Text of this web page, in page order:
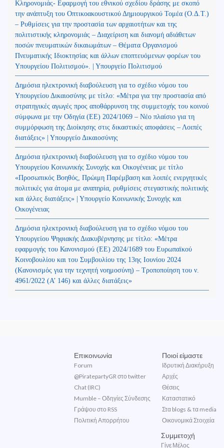
Κληρονομιάς- Εφαρμογή του εθνικού σχεδίου δράσης με σκοπό
την ανάπτυξη του Οπτικοακουστικού Δημιουργικού Τομέα (Ο.Δ.Τ.)
– Ρυθμίσεις για την προστασία των αρχαιοτήτων και της
πολιτιστικής κληρονομιάς – Διαχείριση και διανομή αδιάθετων
ποσών πνευματικών δικαιωμάτων – Θέματα Οργανισμού
Πνευματικής Ιδιοκτησίας και άλλων εποπτευόμενων φορέων του
Υπουργείου Πολιτισμού». | Υπουργείο Πολιτισμού
Δημόσια ηλεκτρονική διαβούλευση για το σχέδιο νόμου του
Υπουργείου Δικαιοσύνης με τίτλο: «Μέτρα για την προστασία από
στρατηγικές αγωγές προς αποθάρρυνση της συμμετοχής του κοινού
σύμφωνα με την Οδηγία (ΕΕ) 2024/1069 – Νέο πλαίσιο για τη
συμμόρφωση της Διοίκησης στις δικαστικές αποφάσεις – Λοιπές
διατάξεις» | Υπουργείο Δικαιοσύνης
Δημόσια ηλεκτρονική διαβούλευση για το σχέδιο νόμου του
Υπουργείου Κοινωνικής Συνοχής και Οικογένειας με τίτλο
«Προσωπικός Βοηθός, Πρώιμη Παρέμβαση και λοιπές ενεργητικές
πολιτικές για άτομα με αναπηρία, ρυθμίσεις στεγαστικής πολιτικής
και άλλες διατάξεις» | Υπουργείο Κοινωνικής Συνοχής και
Οικογένειας
Δημόσια ηλεκτρονική διαβούλευση για το σχέδιο νόμου του
Υπουργείου Ψηφιακής Διακυβέρνησης με τίτλο: «Μέτρα
εφαρμογής του Κανονισμού (ΕΕ) 2024/1689 του Ευρωπαϊκού
Κοινοβουλίου και του Συμβουλίου της 13ης Ιουνίου 2024
(Kανονισμός για την τεχνητή νοημοσύνη) – Τροποποίηση του ν.
4961/2022 (Α’ 146) και άλλες διατάξεις»
Επικοινωνία
Forum
@PiratepartyGR στο twitter
Chat (IRC)
Mumble – Οδηγίες Σύνδεσης
Γράψου στο RSS
Πολιτική Απορρήτου
Ποιοί είμαστε
Ιδρυτική Διακήρυξη
Αρχές
Θέσεις
Καταστατικό
Στα blogs & τα media
Οικονομικά Στοιχεία
Συμμετοχή
Γίνε Μέλος